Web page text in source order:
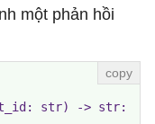
một phản hồi
str) -> str: